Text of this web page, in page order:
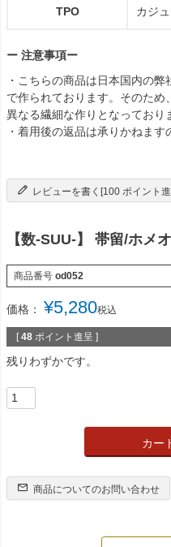
TPO カジ
ー 注意事項ー
・こちらの商品は日本国内の
で作られております。そのため
異なる繊細な作りとなっており
・着用後の返品は承りかねます
レビューを書く[100 ポイント
【数-SUU-】 帯留/ホメ
商品番号 od052
価格： ¥5,280税込
[ 48 ポイント進呈 ]
残りわずかです。
カー
商品についてのお問い合わせ